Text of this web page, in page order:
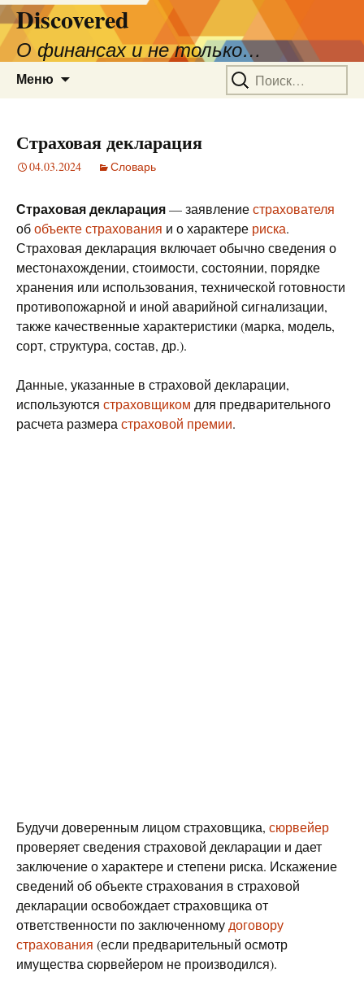
Discovered
О финансах и не только…
Меню Найти:
Страховая декларация
04.03.2024 Словарь
Страховая декларация— заявлениестрахователя
обобъекте страхования и о характере риска.
Страховая декларация включает обычно сведения о
местонахождении, стоимости, состоянии, порядке
хранения или использования, технической готовности
противопожарной и иной аварийной сигнализации,
также качественные характеристики (марка, модель,
сорт, структура, состав, др.).
Данные, указанные в страховой декларации,
используются страховщиком для предварительного
расчета размера страховой премии.
Будучи доверенным лицом страховщика, сюрвейер
проверяет сведения страховой декларации и дает
заключение о характере и степени риска. Искажение
сведений об объекте страхования в страховой
декларации освобождает страховщика от
ответственности по заключенному договору
страхования (если предварительный осмотр
имущества сюрвейером не производился).